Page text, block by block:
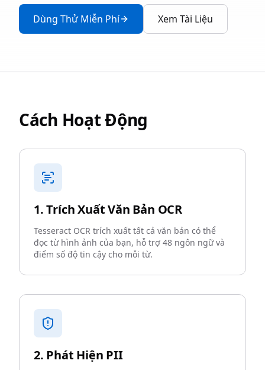
Dùng Thử Miễn Phí Xem Tài Liệu
Cách Hoạt Động
1. Trích Xuất Văn Bản OCR
Tesseract OCR trích xuất tất cả văn bản có thể
đọc từ hình ảnh của bạn, hỗ trợ 48 ngôn ngữ và
điểm số độ tin cậy cho mỗi từ.
2. Phát Hiện PII